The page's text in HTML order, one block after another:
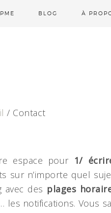
BLOG À
/ Contact
espace pour 1/
sur n’importe quel
avec des plages